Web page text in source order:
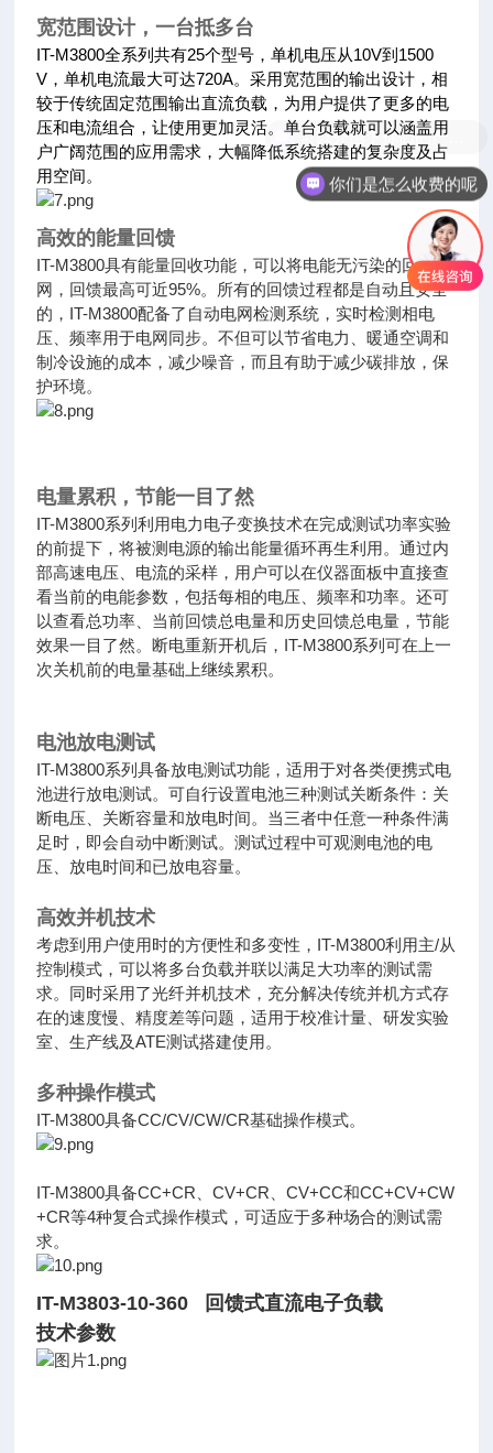
宽范围设计，一台抵多台
IT-M3800全系列共有25个型号，单机电压从10V到1500
V，单机电流最大可达720A。采用宽范围的输出设计，相
较于传统固定范围输出直流负载，为用户提供了更多的电
压和电流组合，让使用更加灵活。单台负载就可以涵盖用
户广阔范围的应用需求， 大幅降低系统搭建的复杂度及占
用空间。
高效的能量回馈
IT-M3800具有能量回收功能，可以将电能无污染的回馈电
网，回馈最高可近95%。所有的回馈过程都是自动且安全
的，IT-M3800配备了自动电网检测系统，实时检测相电
压、频率用于电网同步。不但可以节省电力、暖通空调和
制冷设施的成本，减少噪音，而且有助于减少碳排放，保
护环境。
电量累积，节能一目了然
IT-M3800系列利用电力电子变换技术在完成测试功率实验
的前提下，将被测电源的输出能量循环再生利用。通过内
部高速电压、电流的采样，用户可以在仪器面板中直接查
看当前的电能参数，包括每相的电压、频率和功率。还可
以查看总功率、当前回馈总电量和历史回馈总电量，节能
效果一目了然。断电重新开机后，IT-M3800系列可在上一
次关机前的电量基础上继续累积。
电池放电测试
IT-M3800系列具备放电测试功能，适用于对各类便携式电
池进行放电测试。可自行设置电池三种测试关断条件：关
断电压、关断容量和放电时间。当三者中任意一种条件满
足时，即会自动中断测试。测试过程中可观测电池的电
压、放电时间和已放电容量。
高效并机技术
考虑到用户使用时的方便性和多变性，IT-M3800利用主/从
控制模式，可以将多台负载并联以满足大功率的测试需
求。同时采用了光纤并机技术，充分解决传统并机方式存
在的速度慢、精度差等问题，适用于校准计量、研发实验
室、生产线及ATE测试搭建使用。
多种操作模式
IT-M3800具备CC/CV/CW/CR基础操作模式。
IT-M3800具备CC+CR、CV+CR、CV+CC和CC+CV+CW
+CR等4种复合式操作模式，可适应于多种场合的测试需
求。
IT-M3803-10-360 回馈式直流电子负载
技术参数
你们是怎么收费的呢